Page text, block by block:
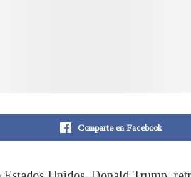
Comparte en Facebook